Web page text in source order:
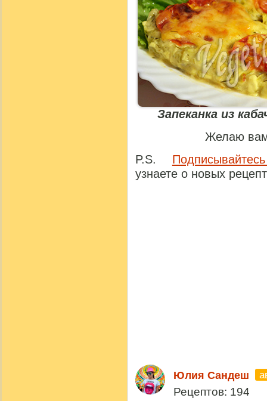
Запеканка из
Желаю вам
P.S.
узнаете о новых
Юлия Сандеш
Рецептов: 194